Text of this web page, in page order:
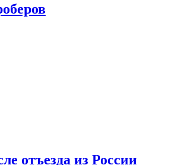
отъезда из России